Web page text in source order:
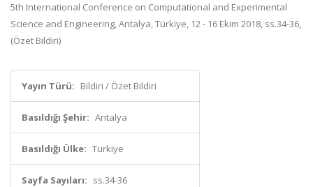
5th International Conference on Computational and Experimental
Science and Engineering, Antalya, Türkiye, 12 - 16 Ekim 2018, ss.34-36,
(Özet Bildiri)
Yayın Türü: Bildiri / Özet Bildiri
Basıldığı Şehir: Antalya
Basıldığı Ülke: Türkiye
Sayfa Sayıları: ss.34-36